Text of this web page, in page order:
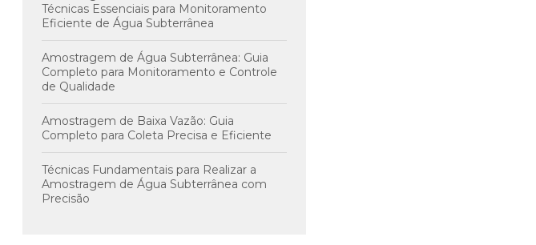
Técnicas Essenciais para Monitoramento
Eficiente de Água Subterrânea
Amostragem de Água Subterrânea: Guia
Completo para Monitoramento e Controle
de Qualidade
Amostragem de Baixa Vazão: Guia
Completo para Coleta Precisa e Eficiente
Técnicas Fundamentais para Realizar a
Amostragem de Água Subterrânea com
Precisão